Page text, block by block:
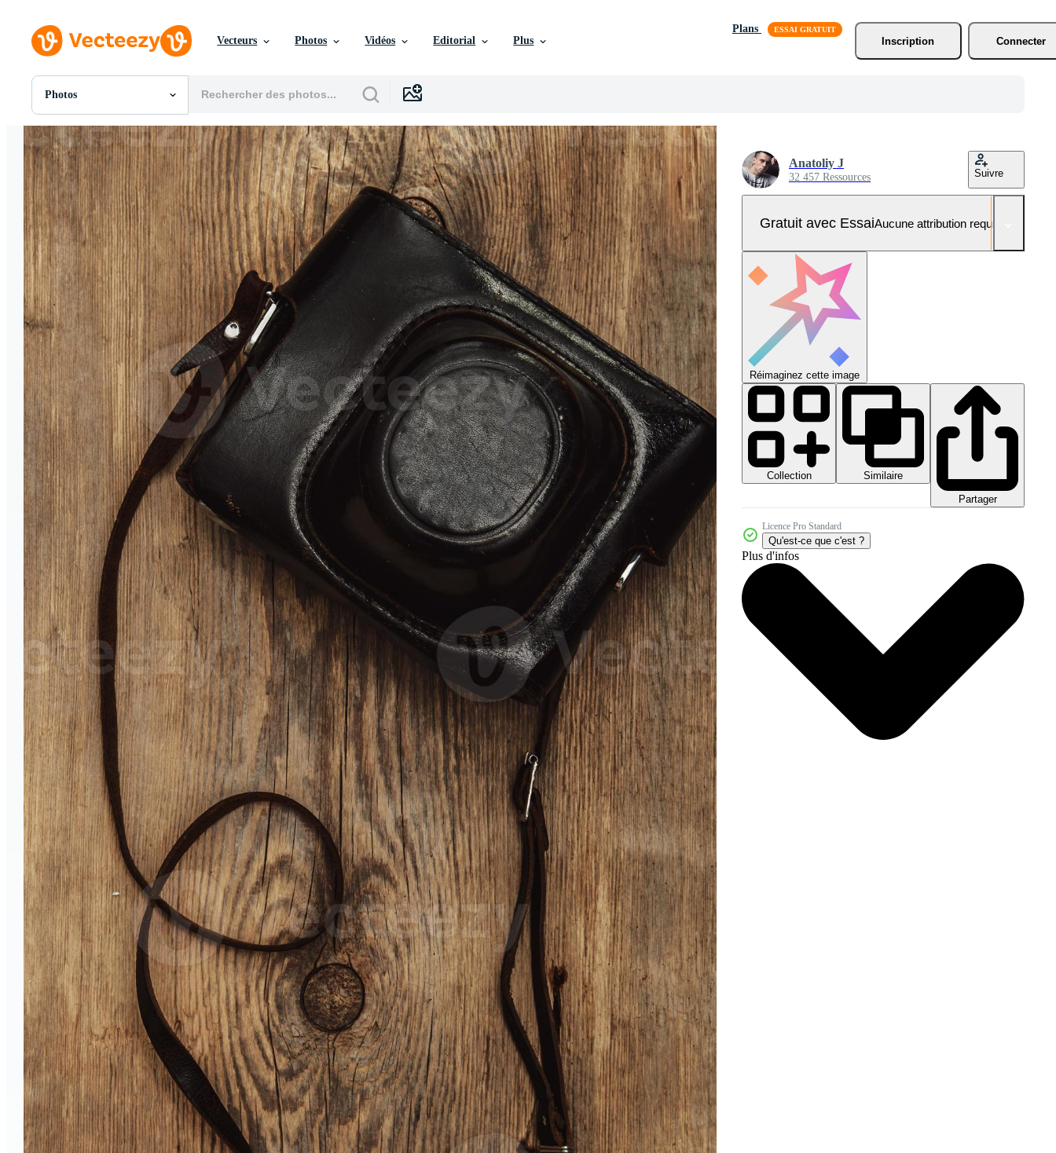
Vecteurs Photos Vidéos Editorial Plus
Plans
Inscription
Connecter
Photos
Toutes Images
Photos
PNGs
PSDs
SVGs
Modèles
Vecteurs
Vidéos
Motion graphics
Images Éditoriales
Événements Éditoriaux
Anatoliy J
32 457 Ressources Suivre
Gratuit avec EssaiAucune attribution requise
Réimaginez cette image
Collection
Similaire
Partager
Licence Pro Standard
Qu'est-ce que c'est ?
Plus d'infos